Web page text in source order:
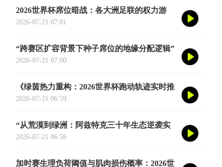
2026世界杯席位暗战：各大洲足联的权力游
戏、利益交换与投票策略
2026-07-21 07:01
“跨赛区扩容背景下种子席位的地缘分配逻辑”
2026-07-21 07:00
《绿茵热力重构：2026世界杯跑动轨迹实时推
演图谱》
2026-07-21 06:59
“从荒漠到绿洲：阿兹特克三十年生态逆袭实
录”
2026-07-21 06:58
加时赛生理负荷阈值与肌肉损伤概率：2026世